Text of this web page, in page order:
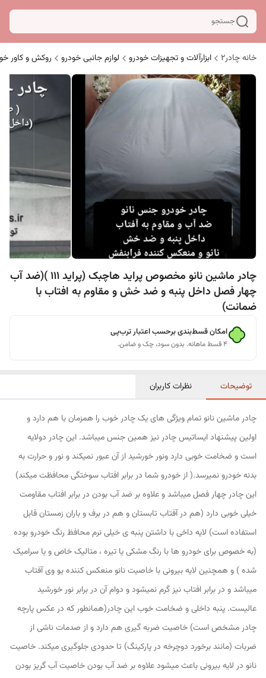
جستجو
خانه چادر۲ ابزارآلات و تجهیزات خودرو لوازم جانبی خودرو روکش و کاور
چادر ماشین نانو مخصوص پراید هاچبک (پراید 111 )(ضد آب
چهار فصل داخل پنبه و ضد خش و مقاوم به افتاب با
ضمانت)
امکان قسط‌بندی برحسب اعتبار ترب‌پی
۴ قسط ماهانه. بدون سود، چک و ضامن.
توضیحات نظرات کاربران
چادر ماشین نانو تمام ویژگی های یک چادر خوب را همزمان با هم دارد و
اولین پیشنهاد ایساتیس چادر نیز همین جنس میباشد. این چادر دولایه
است و ضخامت خوبی دارد ونور خورشید از آن عبور نمیکند و نور و حرارت به
بدنه خودرو نمیرسد.( از خودرو شما در برابر افتاب سوختگی محافظت میکند)
این چادر چهار فصل میباشد و علاوه بر ضد آب بودن در برابر افتاب مقاومت
خیلی خوبی دارد (هم در آفتاب تابستان و هم در برف و باران زمستان قابل
استفاده است) لایه داخی با داشتن پنبه ی خیلی نرم محافظ رنگ خودرو بوده
(به خصوص برای خودرو ها با رنگ مشکی یا تیره ، متالیک خاص و یا سرامیک
شده ) و همچنین لایه بیرونی با خاصیت نانو منعکس کننده یو وی آفتاب
میباشد و در برابر افتاب نیز گرم نمیشود و دوام آن در برابر نور خورشید
عالیست. پنبه داخلی و ضخامت خوب این چادر(همانطور که در عکس پارچه
چادر مشخص است) خاصیت ضربه گیری هم دارد و از صدمات ناشی از
ضربات (مانند برخورد دوچرخه در پارکینگ) تا حدودی جلوگیری میکند. خاصیت
نانو در لایه بیرونی باعث میشود علاوه بر ضد آب بودن خاصیت آب گریز بودن